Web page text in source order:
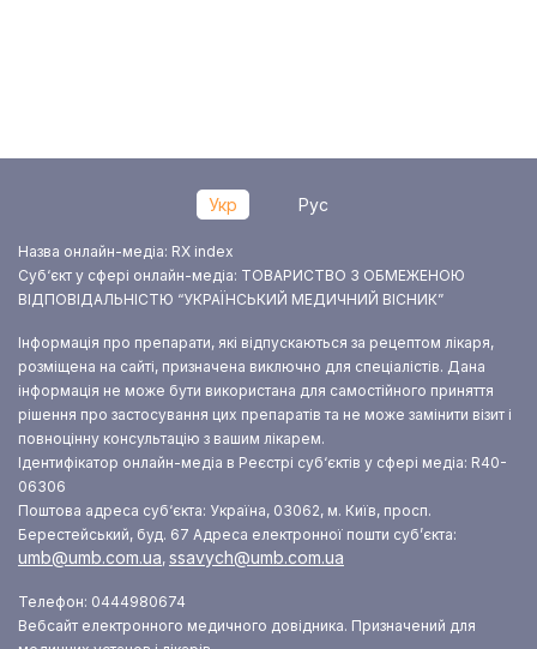
Укр Рус
Назва онлайн-медіа: RX index
Суб‘єкт у сфері онлайн-медіа: ТОВАРИСТВО З ОБМЕЖЕНОЮ
ВІДПОВІДАЛЬНІСТЮ “УКРАЇНСЬКИЙ МЕДИЧНИЙ ВІСНИК”
Інформація про препарати, які відпускаються за рецептом лікаря,
розміщена на сайті, призначена виключно для спеціалістів. Дана
інформація не може бути використана для самостійного приняття
рішення про застосування цих препаратів та не може замінити візит і
повноцінну консультацію з вашим лікарем.
Ідентифікатор онлайн-медіа в Реєстрі суб‘єктів у сфері медіа: R40-
06306
Поштова адреса суб‘єкта: Україна, 03062, м. Київ, просп.
Берестейський, буд. 67 Адреса електронної пошти суб’єкта:
umb@umb.com.ua, ssavych@umb.com.ua
Телефон: 0444980674
Вебсайт електронного медичного довідника. Призначений для